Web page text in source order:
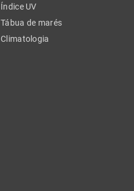
Índice UV
Tábua de marés
Climatologia